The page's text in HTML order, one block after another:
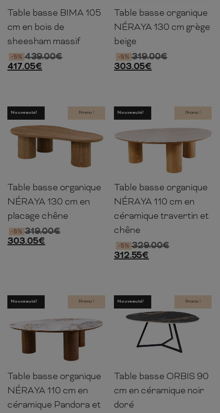
39cm 105cm 55cm
Table basse BIMA 105
cm en bois de
sheesham massif
439.00€
-5%
417.05€
35cm 130cm 80cm
Table basse organique
NÉRAYA 130 cm grège
beige
319.00€
-5%
303.05€
Nouveauté! Promo !
35cm 130cm 80cm
Table basse organique
NÉRAYA 130 cm en
placage chêne
319.00€
-5%
303.05€
Nouveauté! Promo !
35cm 110cm 80cm
Table basse organique
NÉRAYA 110 cm en
céramique travertin et
chêne
329.00€
-5%
312.55€
Nouveauté! Promo !
35cm 110cm 80cm
Table basse organique
NÉRAYA 110 cm en
céramique Pandora et
Nouveauté! Promo !
40cm 90cm 75cm
Table basse ORBIS 90
cm en céramique noir
doré